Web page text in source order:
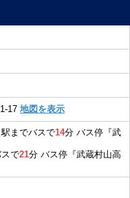
17 地図を表示
駅までバスで14分 バス停『武
で21分 バス停『武蔵村山高